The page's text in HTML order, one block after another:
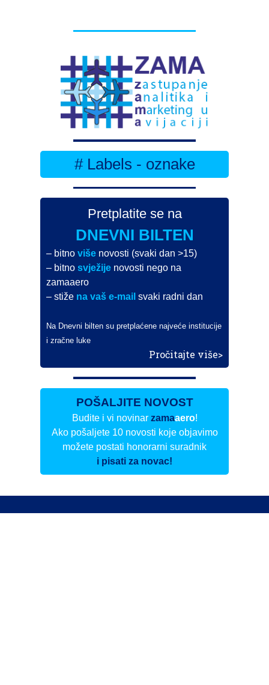
# Labels - oznake
Pretplatite se na
DNEVNI BILTEN
– bitnoviše novosti (svaki dan >15)
– bitnosvježije novosti nego na
zamaaero
– stiže na vaš e-mail svaki radni dan
Na Dnevni bilten su pretplaćene najveće institucije
i zračne luke
Pročitajte više>
POŠALJITE NOVOST
Budite i vi novinar zamaaero!
Ako pošaljete 10 novosti koje objavimo
možete postati honorarni suradnik
i pisati za novac!